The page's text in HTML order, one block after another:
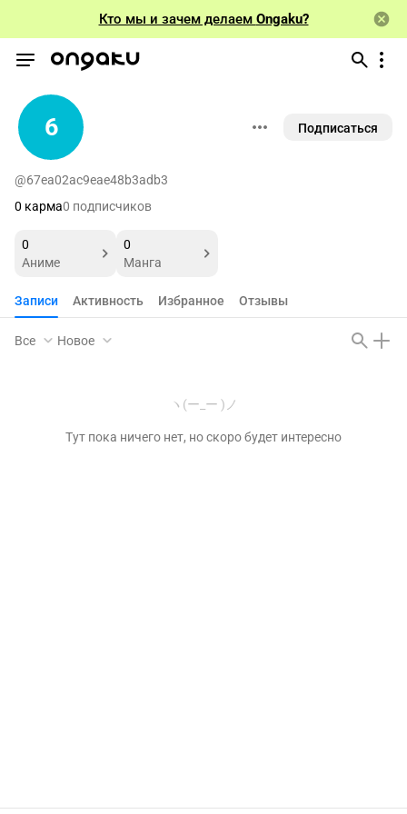
Кто мы и зачем делаем Ongaku?
6 Подписаться
@67ea02ac9eae48b3adb3
0 карма0 подписчиков
0
Аниме
0
Манга
Записи Активность Избранное Отзывы
Все Новое
ヽ(ー_ー )ノ
Тут пока ничего нет, но скоро будет интересно